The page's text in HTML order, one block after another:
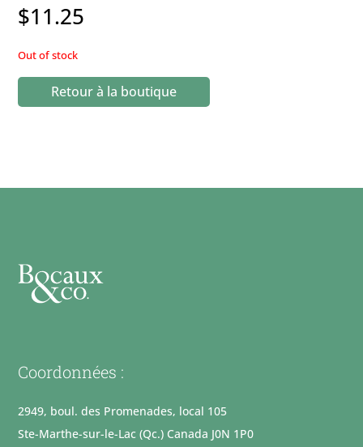
$11.25
Out of stock
Retour à la boutique
Coordonnées :
2949, boul. des Promenades, local 105
Ste-Marthe-sur-le-Lac (Qc.) Canada J0N 1P0